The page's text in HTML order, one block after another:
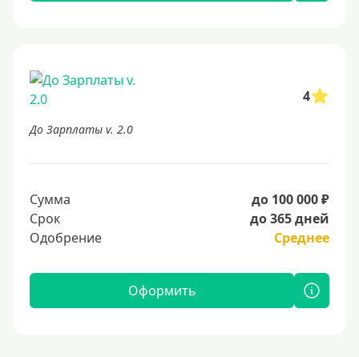
4
До Зарплаты v. 2.0
Сумма
до 100 000 ₽
Срок
до 365 дней
Одобрение
Среднее
Оформить